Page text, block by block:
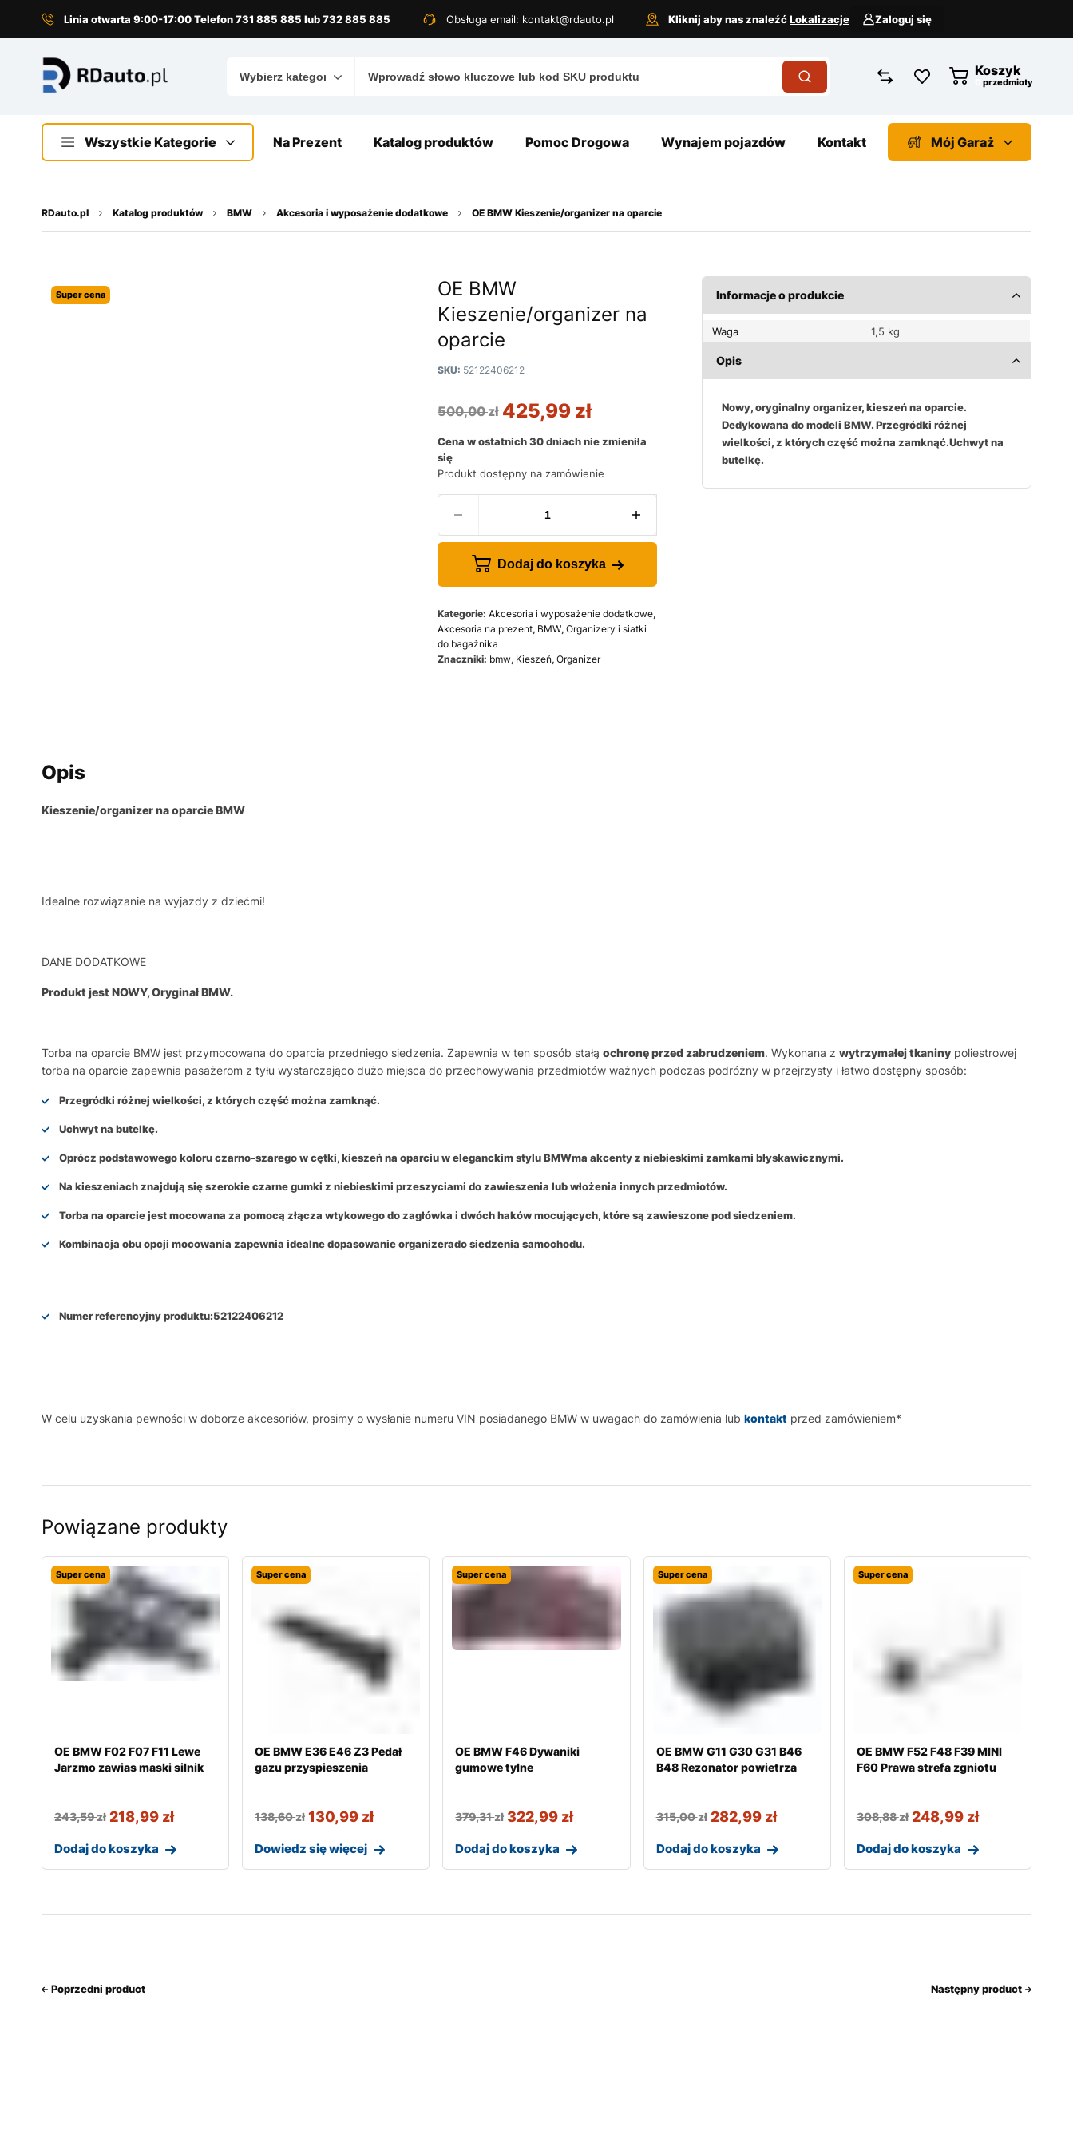
Linia otwarta 9:00-17:00 Telefon 731 885 885 lub 732 885 885 Obsługa email: kontakt@rdauto.pl Kliknij aby nas znaleźćLokalizacje Zaloguj się
Koszyk
przedmioty
Wszystkie Kategorie Na Prezent Katalog produktów Pomoc Drogowa Wynajem pojazdów Kontakt Mój Garaż
RDauto.pl Katalog produktów BMW Akcesoria i wyposażenie dodatkowe OE BMW Kieszenie/organizer na oparcie
Super cena
OE BMW
Kieszenie/organizer na
oparcie
SKU: 52122406212
500,00zł 425,99 zł
Cena w ostatnich 30 dniach nie zmieniła
się
Produkt dostępny na zamówienie
Dodaj do koszyka
Kategorie: Akcesoria i wyposażenie dodatkowe,
Akcesoria na prezent, BMW, Organizery i siatki
do bagażnika
Znaczniki: bmw, Kieszeń, Organizer
Informacje o produkcie
Waga 1,5 kg
Opis
Nowy, oryginalny organizer, kieszeń na oparcie.
Dedykowana do modeli BMW. Przegródki różnej
wielkości, z których część można zamknąć.Uchwyt na
butelkę.
Opis
Kieszenie/organizer na oparcie BMW
Idealne rozwiązanie na wyjazdy z dziećmi!
DANE DODATKOWE
Produkt jest NOWY, Oryginał BMW.
Torba na oparcie BMW jest przymocowana do oparcia przedniego siedzenia. Zapewnia w ten sposób stałą ochronę przed zabrudzeniem. Wykonana z wytrzymałej tkaniny poliestrowej
torba na oparcie zapewnia pasażerom z tyłu wystarczająco dużo miejsca do przechowywania przedmiotów ważnych podczas podróżny w przejrzysty i łatwo dostępny sposób:
Przegródki różnej wielkości, z których część można zamknąć.
Uchwyt na butelkę.
Oprócz podstawowego koloru czarno-szarego w cętki, kieszeń na oparciu weleganckim stylu BMWma akcenty z niebieskimi zamkami błyskawicznymi.
Na kieszeniach znajdują się szerokie czarne gumki z niebieskimi przeszyciami do zawieszenia lub włożenia innych przedmiotów.
Torba na oparcie jest mocowana za pomocą złącza wtykowego do zagłówka i dwóch haków mocujących, które są zawieszone pod siedzeniem.
Kombinacja obu opcji mocowania zapewnia idealne dopasowanie organizerado siedzenia samochodu.
Numer referencyjny produktu:52122406212
W celu uzyskania pewności w doborze akcesoriów, prosimy o wysłanie numeru VIN posiadanego BMW w uwagach do zamówienia lub kontakt przed zamówieniem*
Powiązane produkty
Super cena
OE BMW F02 F07 F11 Lewe
Jarzmo zawias maski silnik
243,59zł 218,99 zł
Dodaj do koszyka
Super cena
OE BMW E36 E46 Z3 Pedał
gazu przyspieszenia
138,60zł 130,99 zł
Dowiedz się więcej
Super cena
OE BMW F46 Dywaniki
gumowe tylne
379,31zł 322,99 zł
Dodaj do koszyka
Super cena
OE BMW G11 G30 G31 B46
B48 Rezonator powietrza
315,00zł 282,99 zł
Dodaj do koszyka
Super cena
OE BMW F52 F48 F39 MINI
F60 Prawa strefa zgniotu
308,88zł 248,99 zł
Dodaj do koszyka
Poprzedni product Następny product